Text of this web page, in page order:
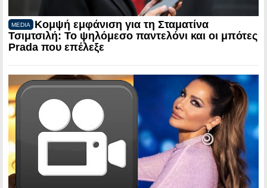
MEDIA
Κομψή εμφάνιση για τη Σταματίνα
Τσιμτσιλή: Το ψηλόμεσο παντελόνι και οι μπότες
Prada που επέλεξε